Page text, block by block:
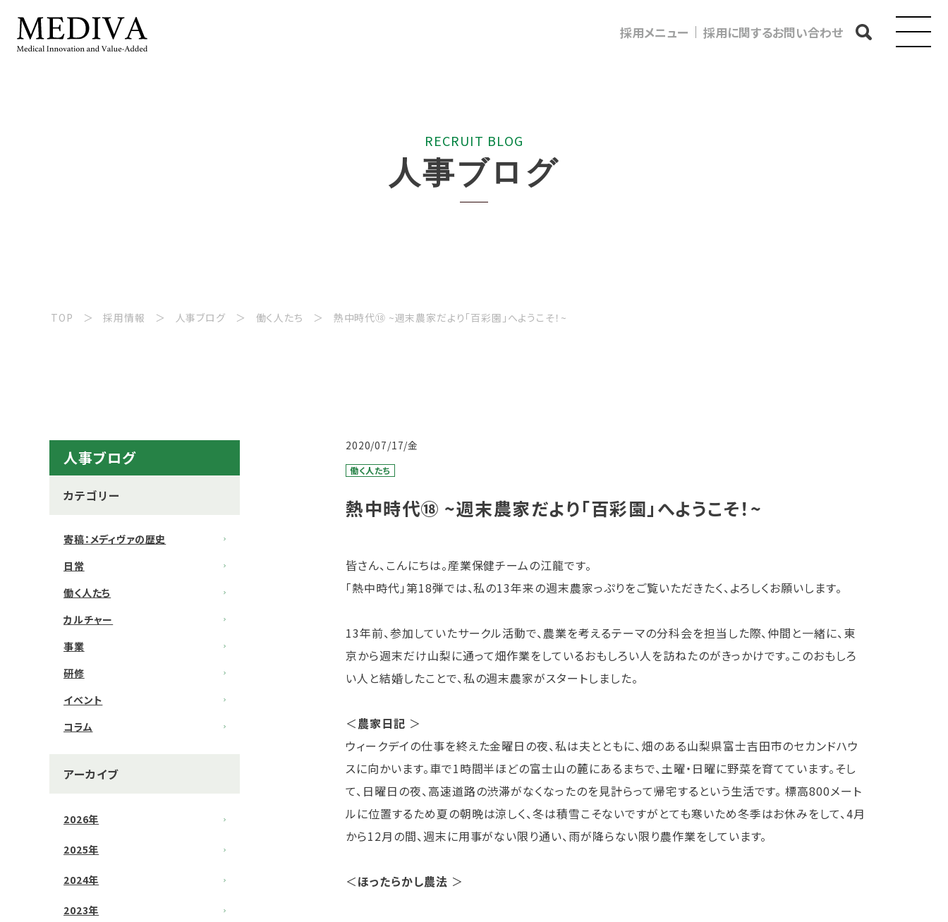
採用メニュー 採用に関するお問い合わせ
RECRUIT BLOG
人事ブロ グ
TOP 採用情報 人事ブログ 働く人たち 熱中時代⑱ ~週末農家だより「百彩園」へようこそ！~
人事ブログ
カテゴリー
寄稿：メディヴァの歴史
日常
働く人たち
カルチャー
事業
研修
イベント
コラム
アーカイブ
2026年
2025年
2024年
2023年
2020/07/17/金
働く人たち
熱中時代⑱ ~週末農家だより「百彩園」へようこそ！~
皆さん、こんにちは。産業保健チームの江龍です。
「熱中時代」第18弾では、私の13年来の週末農家っぷりをご覧いただきたく、よろしくお願いします。
13年前、参加していたサークル活動で、農業を考えるテーマの分科会を担当した際、仲間と一緒に、東
京から週末だけ山梨に通って畑作業をしているおもしろい人を訪ねたのがきっかけです。このおもしろ
い人と結婚したことで、私の週末農家がスタートしました。
＜農家日記 ＞
ウィークデイの仕事を終えた金曜日の夜、私は夫とともに、畑のある山梨県富士吉田市のセカンドハウ
スに向かいます。車で1時間半ほどの富士山の麓にあるまちで、土曜・日曜に野菜を育てています。そし
て、日曜日の夜、高速道路の渋滞がなくなったのを見計らって帰宅するという生活です。 標高800メート
ルに位置するため夏の朝晩は涼しく、冬は積雪こそないですがとても寒いため冬季はお休みをして、4月
から12月の間、週末に用事がない限り通い、雨が降らない限り農作業をしています。
＜ほったらかし農法 ＞